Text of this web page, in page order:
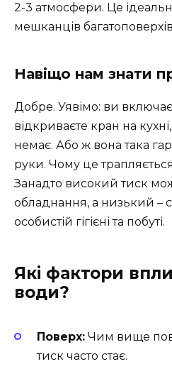
2-3 атмосфери. Це
мешканців
Навіщо нам знати
Добре. Уявімо: ви
відкриваєте кран на
немає. Або ж вона така
руки. Чому це
Занадто високий тиск
обладнання, а низький –
особистій гігієні та побуті.
Які фактори
води?
Поверх: Чим вище
тиск часто стає.